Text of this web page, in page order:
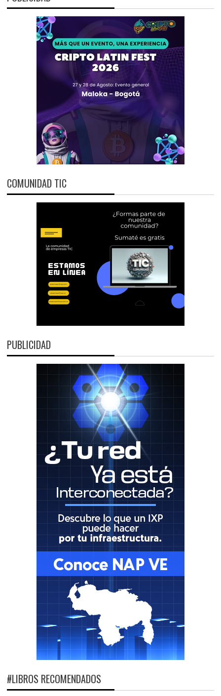
COMUNIDAD TIC
PUBLICIDAD
#LIBROS RECOMENDADOS